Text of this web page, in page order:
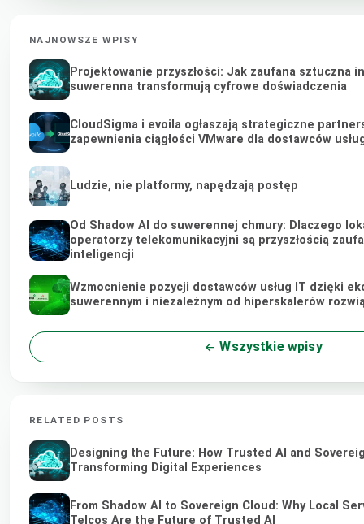
NAJNOWSZE WPISY
Projektowanie przyszłości: Jak zaufana sztuczna
suwerenna transformują cyfrowe doświadczenia
CloudSigma i evoila ogłaszają strategiczne
zapewnienia ciągłości VMware dla dostawców
Ludzie, nie platformy, napędzają postęp
Od Shadow AI do suwerennej chmury: Dlaczego
operatorzy telekomunikacyjni są przyszłością
inteligencji
Wzmocnienie pozycji dostawców usług IT dzięki
suwerennym i niezależnym od hiperskalerów
Wszystkie wpisy
RELATED POSTS
Designing the Future: How Trusted AI and
Transforming Digital Experiences
From Shadow AI to Sovereign Cloud: Why Local
Telcos Are the Future of Trusted AI